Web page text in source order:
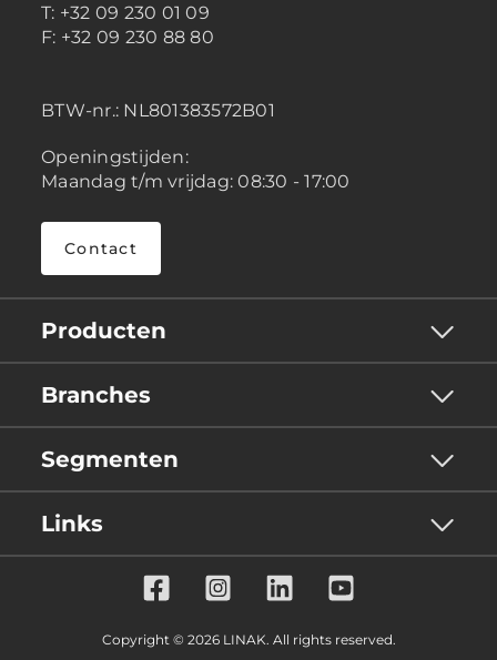
T: +32 09 230 01 09
F: +32 09 230 88 80
BTW-nr.: NL801383572B01
Openingstijden:
Maandag t/m vrijdag: 08:30 - 17:00
Contact
Producten
Branches
Segmenten
Links
Copyright © 2026 LINAK. All rights reserved.